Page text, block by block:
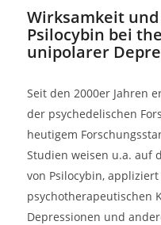
Wirksamkeit
Psilocybin bei
unipolarer
Seit den 2000er Jahren
der psychedelischen
heutigem
Studien weisen u.a. auf
von Psilocybin,
psychotherapeutischen
Depressionen und